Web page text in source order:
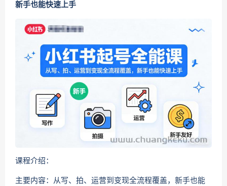
新手也能快速上手
课程介绍：
主要内容：从写、拍、运营到变现全流程覆盖，新手也能